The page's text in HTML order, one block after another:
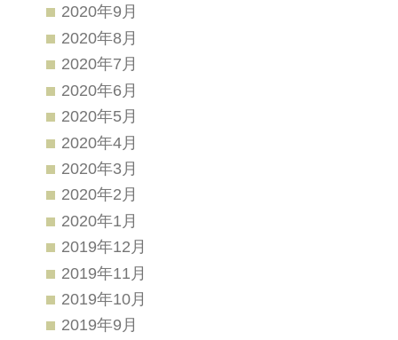
2020年9月
2020年8月
2020年7月
2020年6月
2020年5月
2020年4月
2020年3月
2020年2月
2020年1月
2019年12月
2019年11月
2019年10月
2019年9月